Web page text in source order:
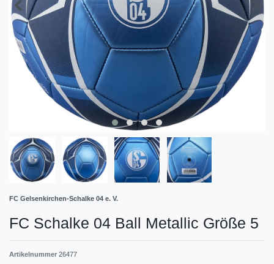
FC Gelsenkirchen-Schalke 04 e. V.
FC Schalke 04 Ball Metallic Größe 5
Artikelnummer 26477